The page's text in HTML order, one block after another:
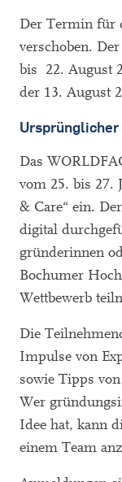
Der Termin für
verschoben. Der
bis 22. August
der 13. August
Das
vom 25. bis 27.
& Care“ ein.
digital
gründerinnen
Bochumer
Wettbewerb
Die
Impulse von
sowie Tipps
Wer
Idee hat, kann
einem Team